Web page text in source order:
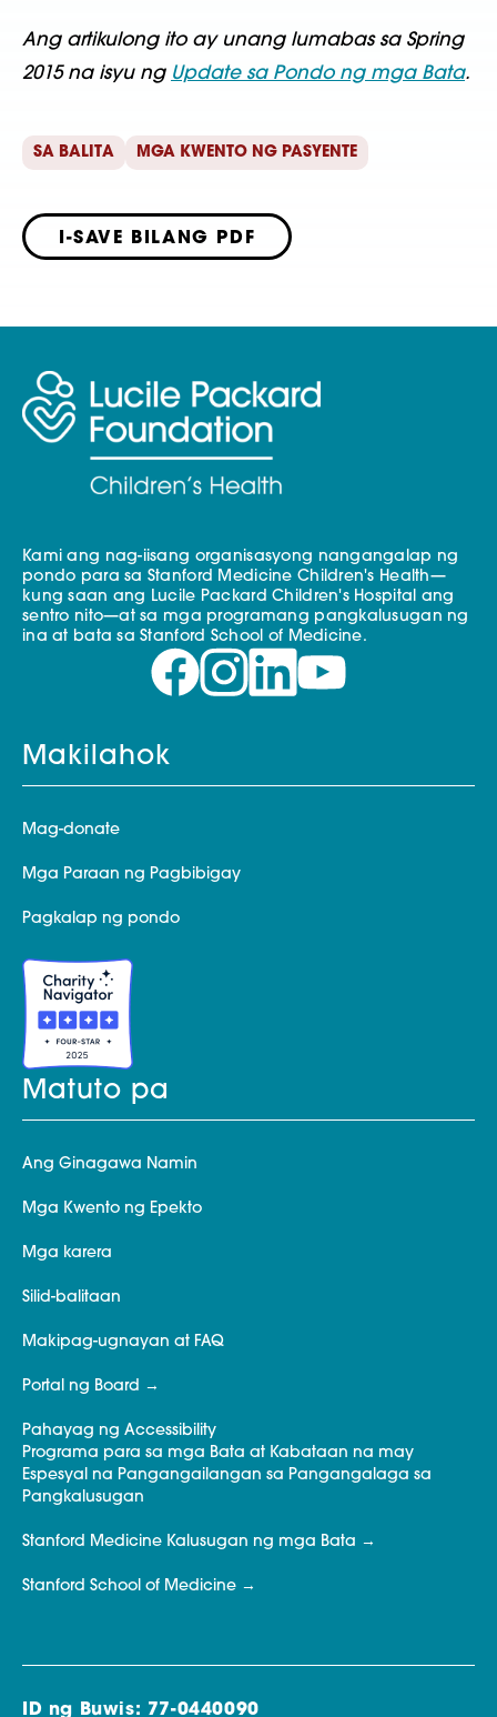
Ang artikulong ito ay unang lumabas sa Spring
2015 na isyu ng Update sa Pondo ng mga Bata.
SA BALITA MGA KWENTO NG PASYENTE
I-SAVE BILANG PDF
Kami ang nag-iisang organisasyong nangangalap ng
pondo para sa Stanford Medicine Children's Health—
kung saan ang Lucile Packard Children's Hospital ang
sentro nito—at sa mga programang pangkalusugan ng
ina at bata sa Stanford School of Medicine.
Makilahok
Mag-donate
Mga Paraan ng Pagbibigay
Pagkalap ng pondo
Matuto pa
Ang Ginagawa Namin
Mga Kwento ng Epekto
Mga karera
Silid-balitaan
Makipag-ugnayan at FAQ
Portal ng Board
Pahayag ng Accessibility
Programa para sa mga Bata at Kabataan na may
Espesyal na Pangangailangan sa Pangangalaga sa
Pangkalusugan
Stanford Medicine Kalusugan ng mga Bata
Stanford School of Medicine
ID ng Buwis: 77-0440090